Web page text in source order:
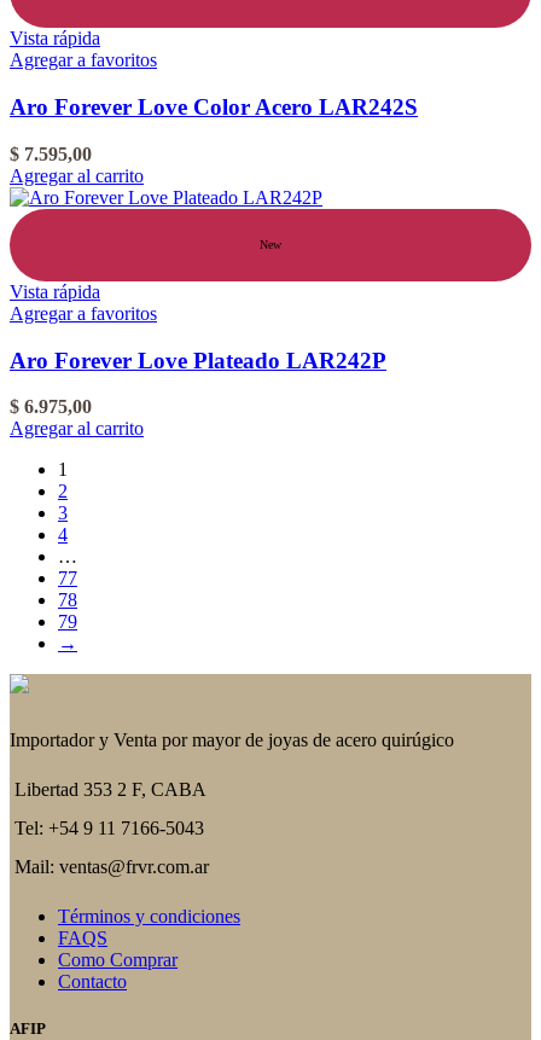
Vista rápida
Agregar a favoritos
Aro Forever Love Color Acero LAR242S
$ 7.595,00
Agregar al carrito
New
Vista rápida
Agregar a favoritos
Aro Forever Love Plateado LAR242P
$ 6.975,00
Agregar al carrito
1
2
3
4
…
77
78
79
→
Importador y Venta por mayor de joyas de acero quirúgico
Libertad 353 2 F, CABA
Tel: +54 9 11 7166-5043
Mail: ventas@frvr.com.ar
Términos y condiciones
FAQS
Como Comprar
Contacto
AFIP